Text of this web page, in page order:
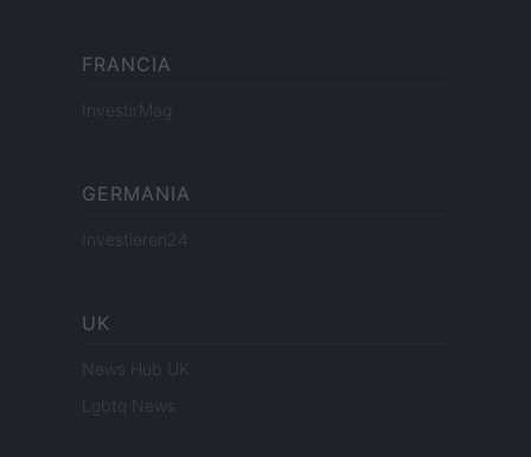
FRANCIA
InvestirMag
GERMANIA
Investieren24
UK
News Hub UK
Lgbtq News